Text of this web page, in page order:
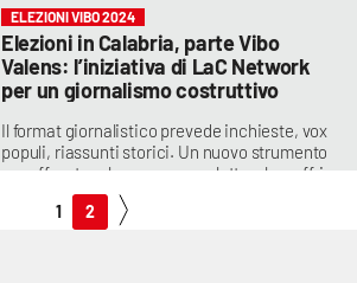
ELEZIONI VIBO 2024
Elezioni in Calabria, parte Vibo
Valens: l’iniziativa di LaC Network
per un giornalismo costruttivo
Il format giornalistico prevede inchieste, vox
populi, riassunti storici. Un nuovo strumento
per affrontare la campagna elettorale e offrire
efficaci spunti di riflessione utili per un voto
consapevole
1 2